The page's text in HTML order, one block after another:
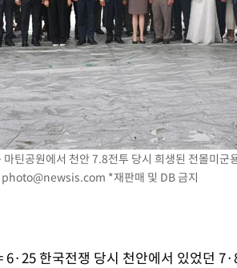
은 계급 임용…희망지 못 갈 수
많은 비[내일날씨]
…"AI 메모리 수요 선제 대응"
잔 투란VC 입단
한국 축구 '5승 2무'
798.81마감
린 6258.77에 마쳐
마감
이후 첫 40도
대밭' 된 축구협회
틴공원에서 천안 7.8전투 당시 희생된 전몰미군
photo@newsis.com *재판매 및 DB 금지
한국전쟁 당시 천안에서 있었던